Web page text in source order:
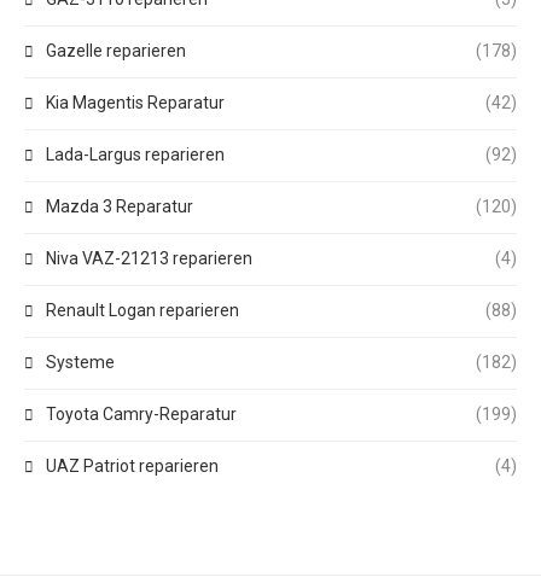
Gazelle reparieren (178)
Kia Magentis Reparatur (42)
Lada-Largus reparieren (92)
Mazda 3 Reparatur (120)
Niva VAZ-21213 reparieren (4)
Renault Logan reparieren (88)
Systeme (182)
Toyota Camry-Reparatur (199)
UAZ Patriot reparieren (4)